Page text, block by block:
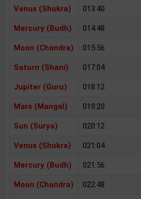
Venus (Shukra) 013:40
Mercury (Budh) 014:48
Moon (Chandra) 015:56
Saturn (Shani) 017:04
Jupiter (Guru) 018:12
Mars (Mangal) 019:20
Sun (Surya) 020:12
Venus (Shukra) 021:04
Mercury (Budh) 021:56
Moon (Chandra) 022:48